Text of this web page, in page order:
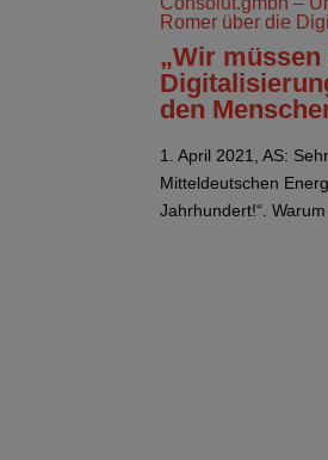
Romer über die
„Wir
den
1. April 2021, AS:
Mitteldeutschen
Jahrhundert!“.